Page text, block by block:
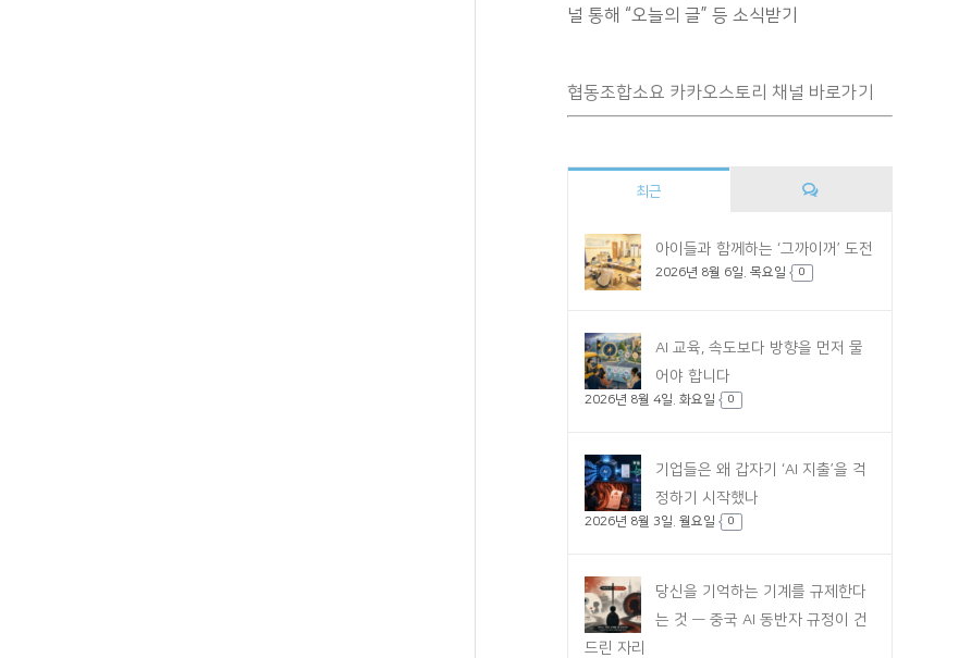
널 통해 “오늘의 글” 등 소식받기
협동조합소요 카카오스토리 채널 바로가기
최근
아이들과 함께하는 ‘그까이꺼’ 도전
2026년 8월 6일. 목요일 0
AI 교육, 속도보다 방향을 먼저 물
어야 합니다
2026년 8월 4일. 화요일 0
기업들은 왜 갑자기 ‘AI 지출’을 걱
정하기 시작했나
2026년 8월 3일. 월요일 0
당신을 기억하는 기계를 규제한다
는 것 — 중국 AI 동반자 규정이 건
드린 자리